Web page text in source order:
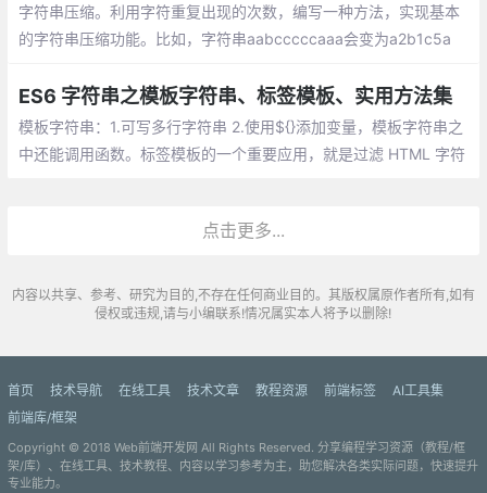
字符串压缩。利用字符重复出现的次数，编写一种方法，实现基本
的字符串压缩功能。比如，字符串aabcccccaaa会变为a2b1c5a
设字符串中只包含大小写英文字母
ES6 字符串之模板字符串、标签模板、实用方法集
模板字符串：1.可写多行字符串 2.使用${}添加变量，模板字符串之
中还能调用函数。标签模板的一个重要应用，就是过滤 HTML 字符
点击更多...
内容以共享、参考、研究为目的,不存在任何商业目的。其版权属原作者所有,如有
侵权或违规,请与小编联系!情况属实本人将予以删除!
首页 技术导航 在线工具 技术文章 教程资源 前端标签
AI工具集
前端库/框架